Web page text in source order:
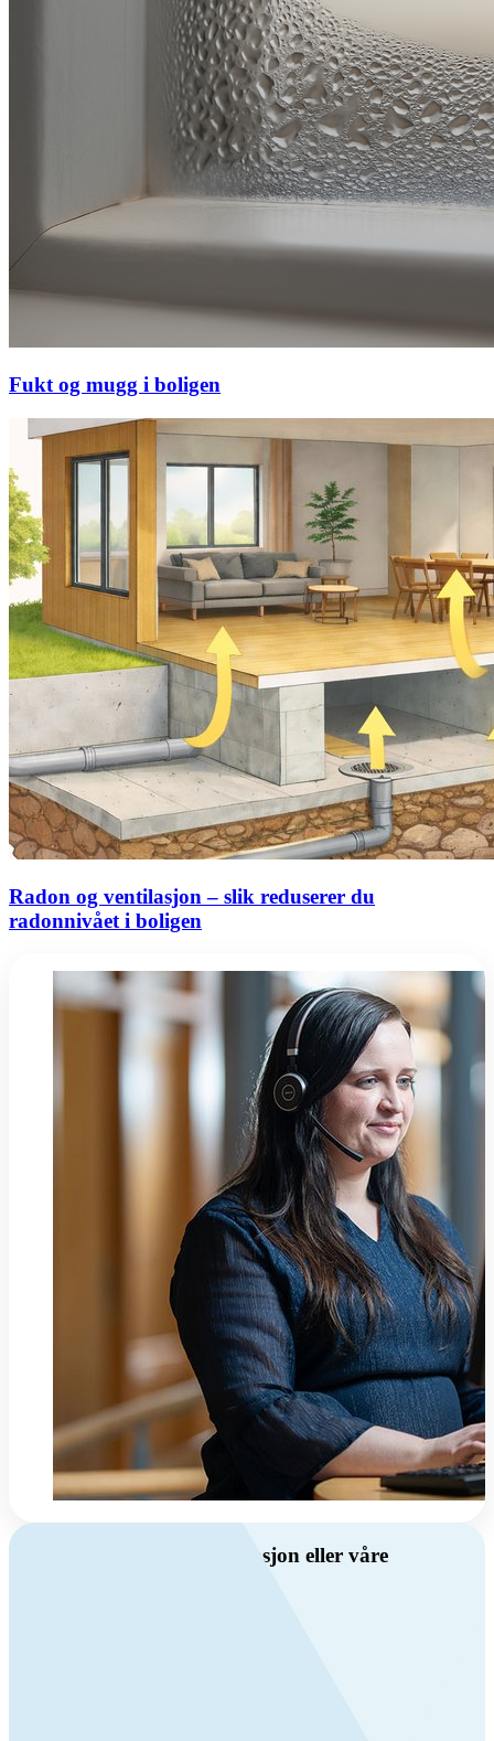
Fukt og mugg i boligen
Radon og ventilasjon – slik reduserer du
radonnivået i boligen
Har du spørsmål om ventilasjon eller våre